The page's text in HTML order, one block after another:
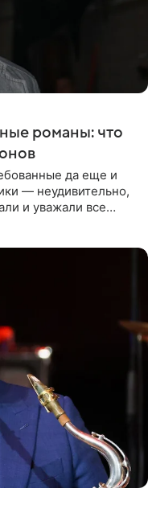
романы: что
да еще и
— неудивительно,
и уважали все